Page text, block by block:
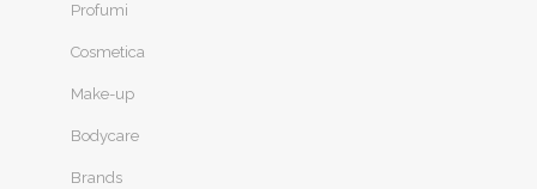
Profumi
Cosmetica
Make-up
Bodycare
Brands